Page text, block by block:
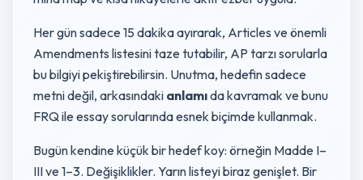
Her gün sadece 15 dakika ayırarak, Articles ve önemli
Amendments listesini taze tutabilir, AP tarzı sorularla
bu bilgiyi pekiştirebilirsin. Unutma, hedefin sadece
metni değil, arkasındaki anlamıda kavramak ve bunu
FRQ ile essay sorularında esnek biçimde kullanmak.
Bugün kendine küçük bir hedef koy: örneğin Madde I–
III ve 1–3. Değişiklikler. Yarın listeyi biraz genişlet. Bir